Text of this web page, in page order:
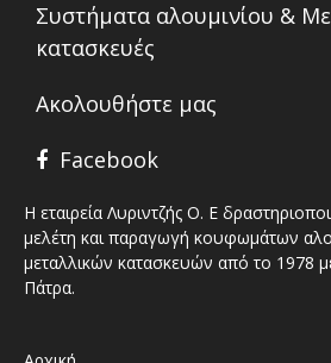
Συστήματα αλουμινίου &
κατασκευές
Ακολουθήστε μας
Facebook
Η εταιρεία Λυριντζής Ο. Ε
μελέτη και παραγωγή κουφωμάτων
μεταλλικών κατασκευών από το 1978
Πάτρα.